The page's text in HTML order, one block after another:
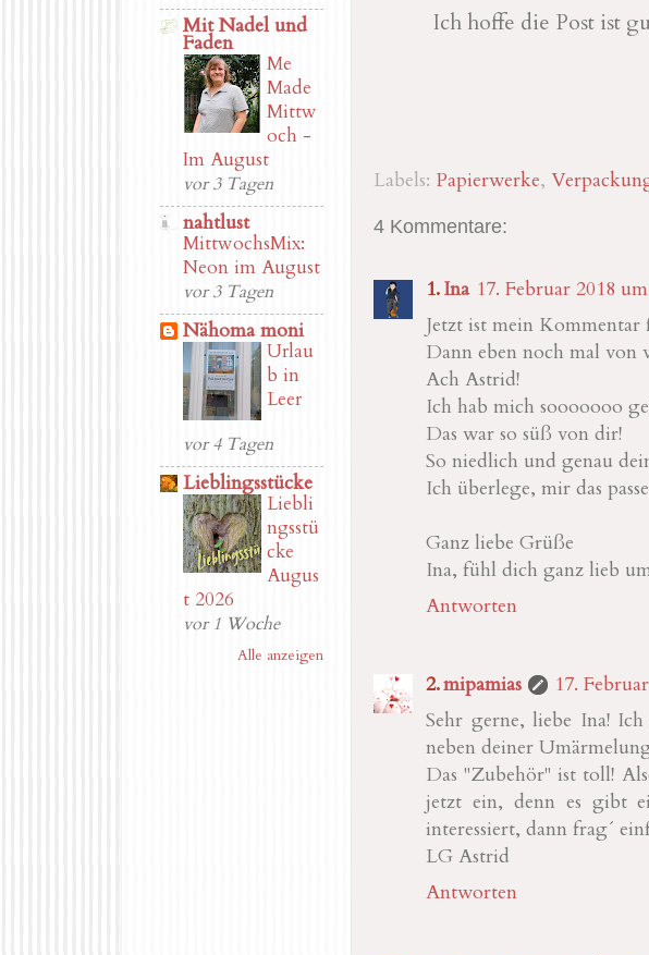
Ich hoffe die Post ist
Labels: Papierwerke,
4 Kommentare:
Ina 17. Februar 2018
Jetzt ist mein Kommentar
Dann eben noch mal von
Ach Astrid!
Ich hab mich sooooooo
Das war so süß von dir!
So niedlich und genau
Ich überlege, mir das
Ganz liebe Grüße
Ina, fühl dich ganz lieb
Antworten
mipamias
17.
Sehr gerne, liebe Ina!
neben deiner
Das "Zubehör" ist toll!
jetzt ein, denn es gibt
interessiert, dann frag´
LG Astrid
Antworten
Mit Nadel und
Faden
Me
Made
Mittw
och -
Im August
vor 3 Tagen
nahtlust
MittwochsMix:
Neon im August
vor 3 Tagen
Nähoma moni
Urlau
b in
Leer
vor 4 Tagen
Lieblingsstücke
Liebli
ngsstü
cke
Augus
t 2026
vor 1 Woche
Alle anzeigen